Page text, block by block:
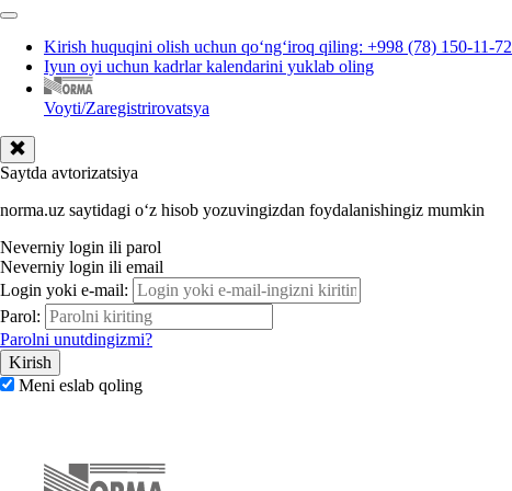
Kirish huquqini olish uchun qoʻngʻiroq qiling: +998 (78) 150-11-72
Iyun oyi uchun kadrlar kalendarini yuklab oling
Voyti/Zaregistrirovatsya
Saytda avtorizatsiya
norma.uz saytidagi oʻz hisob yozuvingizdan foydalanishingiz mumkin
Neverniy login ili parol
Neverniy login ili email
Login yoki e-mail:
Parol:
Parolni unutdingizmi?
Meni eslab qoling